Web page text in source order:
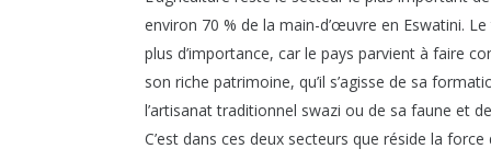
environ 70 % de la main-d’œuvre en Eswatini.
plus d’importance, car le pays parvient à faire
son riche patrimoine, qu’il s’agisse de sa
l’artisanat traditionnel swazi ou de sa faune et
C’est dans ces deux secteurs que réside la force